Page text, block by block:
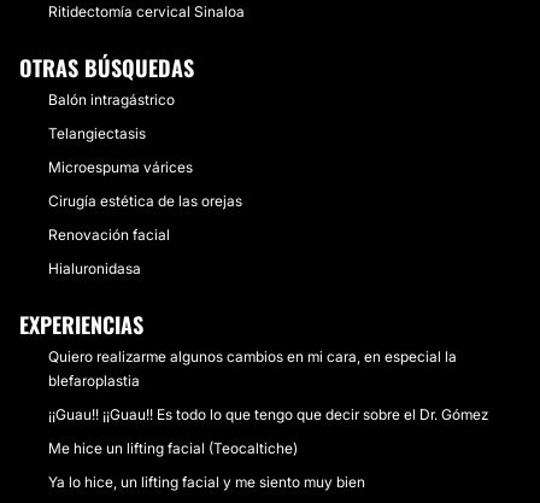
Ritidectomía cervical Sinaloa
OTRAS BÚSQUEDAS
Balón intragástrico
Telangiectasis
Microespuma várices
Cirugía estética de las orejas
Renovación facial
Hialuronidasa
EXPERIENCIAS
Quiero realizarme algunos cambios en mi cara, en especial la
blefaroplastia
¡¡Guau!! ¡¡Guau!! Es todo lo que tengo que decir sobre el Dr. Gómez
Me hice un lifting facial (Teocaltiche)
Ya lo hice, un lifting facial y me siento muy bien